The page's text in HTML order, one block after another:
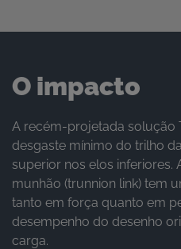
O impacto
A recém-projetada solução
desgaste mínimo do trilho
superior nos elos inferiores.
munhão (trunnion link) tem
tanto em força quanto em
desempenho do desenho
carga.